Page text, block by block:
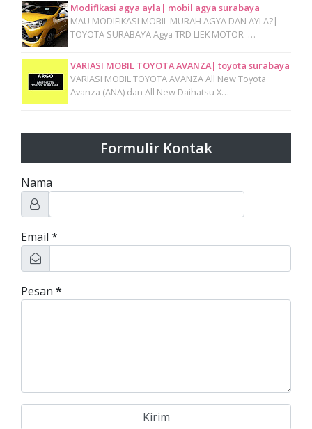
Modifikasi agya ayla| mobil agya surabaya
MAU MODIFIKASI MOBIL MURAH AGYA DAN AYLA?|
TOYOTA SURABAYA Agya TRD LIEK MOTOR …
VARIASI MOBIL TOYOTA AVANZA| toyota surabaya
VARIASI MOBIL TOYOTA AVANZA All New Toyota
Avanza (ANA) dan All New Daihatsu X…
Formulir Kontak
Nama
Email *
Pesan *